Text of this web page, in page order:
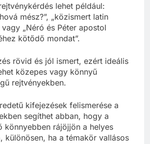
lehet például:
mész?”, „közismert latin
vagy „Néró és Péter apostol
kötődő mondat”.
rövid és jól ismert, ezért ideális
közepes vagy könnyű
rejtvényekben.
kifejezések felismerése a
segíthet abban, hogy a
könnyebben rájöjjön a helyes
különösen, ha a témakör vallásos